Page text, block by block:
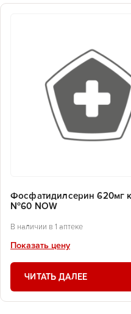
Фосфатидилсерин 620мг
№60 NOW
В наличии в 1 аптеке
Показать цену
ЧИТАТЬ ДАЛЕЕ